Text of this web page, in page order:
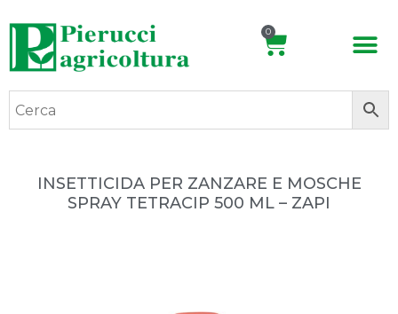
0
INSETTICIDA PER ZANZARE E MOSCHE
SPRAY TETRACIP 500 ML – ZAPI